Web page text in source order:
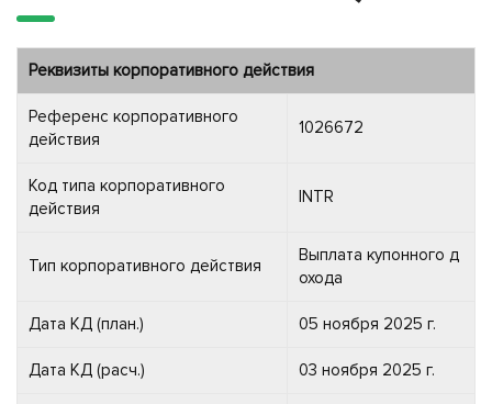
Реквизиты корпоративного действия
Референс корпоративного
действия
1026672
Код типа корпоративного
действия
INTR
Тип корпоративного действия
Выплата купонного д
охода
Дата КД (план.) 05 ноября 2025 г.
Дата КД (расч.) 03 ноября 2025 г.